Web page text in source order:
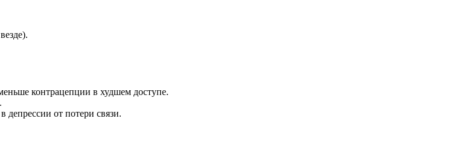
контрацепции в худшем доступе.
депрессии от потери связи.